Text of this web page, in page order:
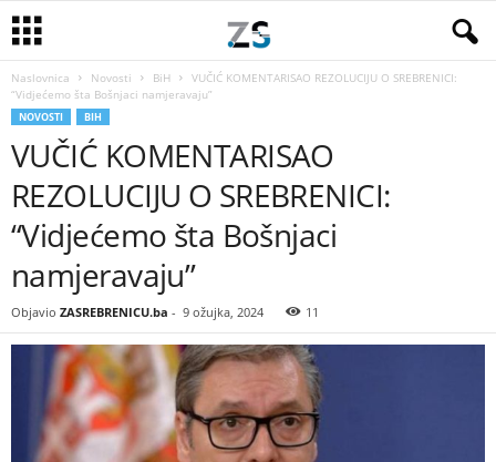
Naslovnica Novosti BiH
VUČIĆ KOMENTARISAO REZOLUCIJU O SREBRENICI:
“Vidjećemo šta Bošnjaci namjeravaju”
NOVOSTI BIH
VUČIĆ KOMENTARISAO
REZOLUCIJU O SREBRENICI:
“Vidjećemo šta Bošnjaci
namjeravaju”
Objavio ZASREBRENICU.ba - 9 ožujka, 2024 11